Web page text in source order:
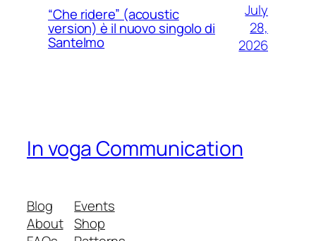
“Che ridere” (acoustic
version) è il nuovo singolo di
Santelmo
July
28,
2026
In voga Communication
Blog
About
Events
Shop